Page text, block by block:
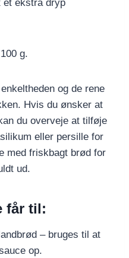
et ekstra dryp
g.
og de rene
Hvis du ønsker at
du overveje at tilføje
eller persille for
med friskbagt brød for
ud.
får til:
– bruges til at
op.